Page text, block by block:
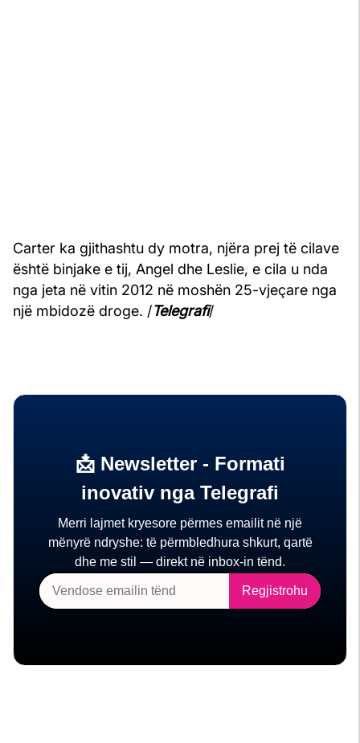
Carter ka gjithashtu dy motra, njëra prej të cilave
është binjake e tij, Angel dhe Leslie, e cila u nda
nga jeta në vitin 2012 në moshën 25-vjeçare nga
një mbidozë droge. /Telegrafi/